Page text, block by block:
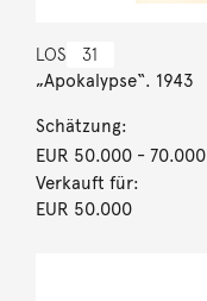
LOS 31
„Apokalypse“. 1943
Schätzung:
EUR 50.000- 70.000
Verkauft für:
EUR 50.000